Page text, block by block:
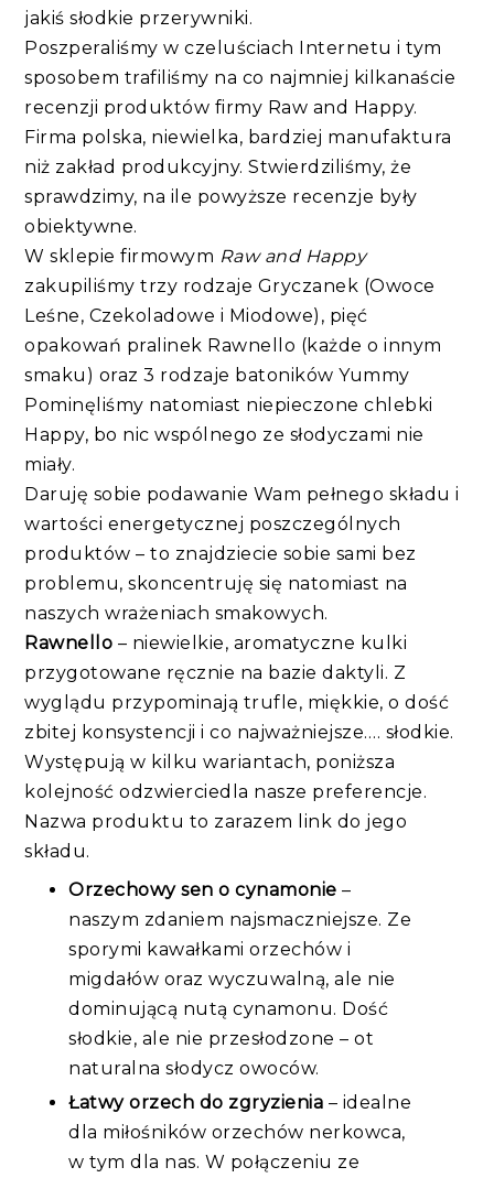
jakiś słodkie przerywniki.
Poszperaliśmy w czeluściach Internetu i tym
sposobem trafiliśmy na co najmniej kilkanaście
recenzji produktów firmy Raw and Happy.
Firma polska, niewielka, bardziej manufaktura
niż zakład produkcyjny. Stwierdziliśmy, że
sprawdzimy, na ile powyższe recenzje były
obiektywne.
W sklepie firmowym Raw and Happy
zakupiliśmy trzy rodzaje Gryczanek (Owoce
Leśne, Czekoladowe i Miodowe), pięć
opakowań pralinek Rawnello (każde o innym
smaku) oraz 3 rodzaje batoników Yummy
Pominęliśmy natomiast niepieczone chlebki
Happy, bo nic wspólnego ze słodyczami nie
miały.
Daruję sobie podawanie Wam pełnego składu i
wartości energetycznej poszczególnych
produktów – to znajdziecie sobie sami bez
problemu, skoncentruję się natomiast na
naszych wrażeniach smakowych.
Rawnello – niewielkie, aromatyczne kulki
przygotowane ręcznie na bazie daktyli. Z
wyglądu przypominają trufle, miękkie, o dość
zbitej konsystencji i co najważniejsze…. słodkie.
Występują w kilku wariantach, poniższa
kolejność odzwierciedla nasze preferencje.
Nazwa produktu to zarazem link do jego
składu.
Orzechowy sen o cynamonie–
naszym zdaniem najsmaczniejsze. Ze
sporymi kawałkami orzechów i
migdałów oraz wyczuwalną, ale nie
dominującą nutą cynamonu. Dość
słodkie, ale nie przesłodzone – ot
naturalna słodycz owoców.
Łatwy orzech do zgryzienia – idealne
dla miłośników orzechów nerkowca,
w tym dla nas. W połączeniu ze